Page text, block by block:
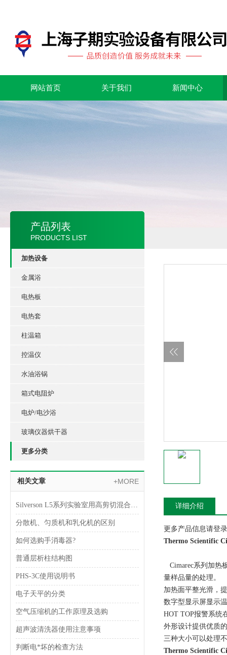
网站首页 关于我们 新闻中心
产品列表
PRODUCTS LIST
加热设备
金属浴
电热板
电热套
柱温箱
控温仪
水油浴锅
箱式电阻炉
电炉/电沙浴
玻璃仪器烘干器
更多分类
相关文章 +MORE
Silverson L5系列实验室用高剪切混合乳化器
分散机、匀质机和乳化机的区别
如何选购手消毒器?
普通层析柱结构图
PHS-3C使用说明书
电子天平的分类
空气压缩机的工作原理及选购
超声波清洗器使用注意事项
判断电*坏的检查方法
详细介绍
更多产品信息请登
Thermo Scientific
Cimarec系列加热
量样品量的处理。
加热面平整光滑，
数字型显示屏显示
HOT TOP报警系统
外形设计提供优质
三种大小可以处理
Thermo Scientific